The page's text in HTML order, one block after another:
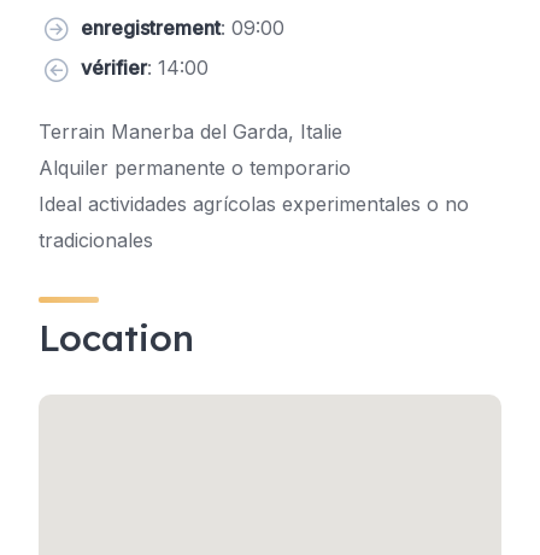
enregistrement: 09:00
vérifier: 14:00
Terrain Manerba del Garda, Italie
Alquiler permanente o temporario
Ideal actividades agrícolas experimentales o no
tradicionales
Location